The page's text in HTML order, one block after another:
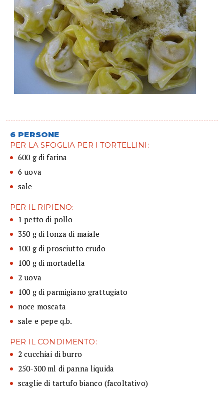
6 PERSONE
PER LA SFOGLIA PER I TORTELLINI:
600 g di farina
6 uova
sale
PER IL RIPIENO:
1 petto di pollo
350 g di lonza di maiale
100 g di prosciutto crudo
100 g di mortadella
2 uova
100 g di parmigiano grattugiato
noce moscata
sale e pepe q.b.
PER IL CONDIMENTO:
2 cucchiai di burro
250-300 ml di panna liquida
scaglie di tartufo bianco (facoltativo)